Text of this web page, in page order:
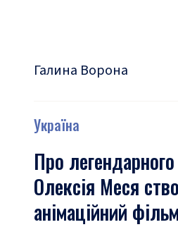
Галина Ворона
Україна
Про
Олексія Меся
анімаційний